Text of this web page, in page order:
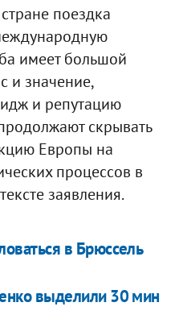
поездка
имеет большой
и значение,
и репутацию
скрывать
Европы на
процессов в
заявления.
в Брюссель
выделили 30 мин